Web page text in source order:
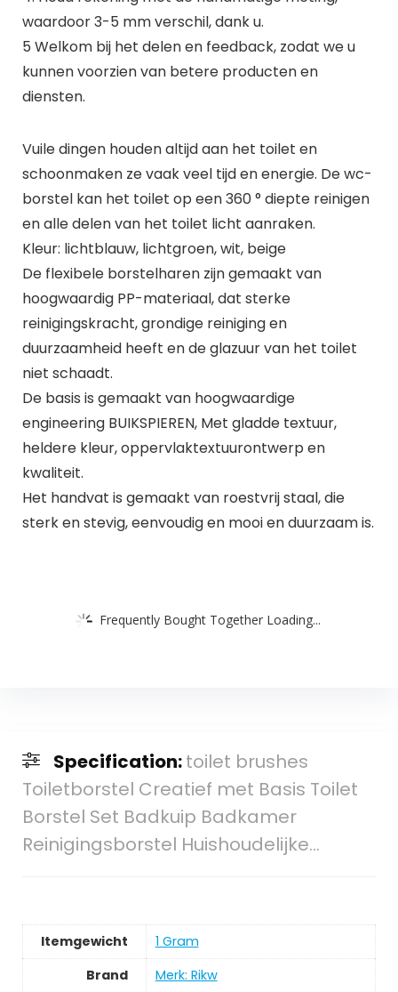
waardoor 3-5 mm verschil, dank u.
5 Welkom bij het delen en feedback, zodat we u
kunnen voorzien van betere producten en
diensten.
Vuile dingen houden altijd aan het toilet en
schoonmaken ze vaak veel tijd en energie. De wc-
borstel kan het toilet op een 360 ° diepte reinigen
en alle delen van het toilet licht aanraken.
Kleur: lichtblauw, lichtgroen, wit, beige
De flexibele borstelharen zijn gemaakt van
hoogwaardig PP-materiaal, dat sterke
reinigingskracht, grondige reiniging en
duurzaamheid heeft en de glazuur van het toilet
niet schaadt.
De basis is gemaakt van hoogwaardige
engineering BUIKSPIEREN, Met gladde textuur,
heldere kleur, oppervlaktextuurontwerp en
kwaliteit.
Het handvat is gemaakt van roestvrij staal, die
sterk en stevig, eenvoudig en mooi en duurzaam is.
Frequently Bought Together Loading...
Specification:toilet brushes
Toiletborstel Creatief met Basis Toilet
Borstel Set Badkuip Badkamer
Reinigingsborstel Huishoudelijke…
Itemgewicht
‎1 Gram
Brand
Merk: Rikw